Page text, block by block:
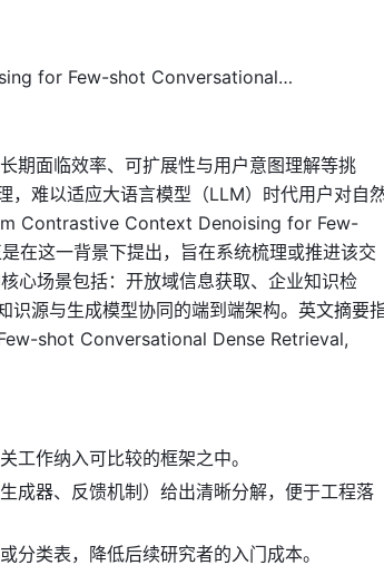
for Few-shot Conversational…
期面临效率、可扩展性与用户意图理解等挑
，难以适应大语言模型（LLM）时代用户对自
Contrastive Context Denoising for Few-
这一背景下提出，旨在系统梳理或推进该交
心场景包括：开放域信息获取、企业知识检
识源与生成模型协同的端到端架构。英文摘要
shot Conversational Dense Retrieval,
工作纳入可比较的框架之中。
成器、反馈机制）给出清晰分解，便于工程落
分类表，降低后续研究者的入门成本。